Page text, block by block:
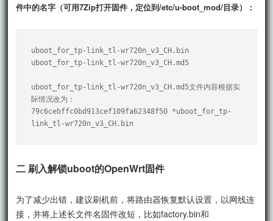
件中的名字（可用7Zip打开固件，定位到/etc/u-boot_mod/目录）：
uboot_for_tp-link_tl-wr720n_v3_CH.bin
uboot_for_tp-link_tl-wr720n_v3_CH.md5
uboot_for_tp-link_tl-wr720n_v3_CH.md5文件内容根据实
际情况改为：
79c6cebffc0bd913cef109fa62348f50 *uboot_for_tp-
link_tl-wr720n_v3_CH.bin
二 刷入解锁uboot的OpenWrt固件
为了减少出错，建议刷机前，将路由器恢复默认设置，以网线连
接，并将上述长文件名固件改短，比如factory.bin和